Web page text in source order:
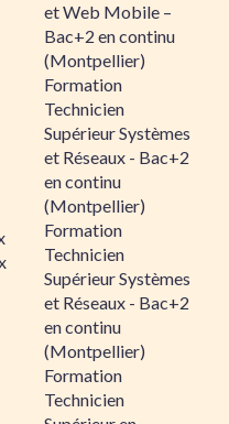
et Web Mobile –
Bac+2 en continu
(Montpellier)
Formation
Technicien
Supérieur Systèmes
et Réseaux - Bac+2
en continu
(Montpellier)
Formation
Technicien
Supérieur Systèmes
et Réseaux - Bac+2
en continu
(Montpellier)
Formation
Technicien